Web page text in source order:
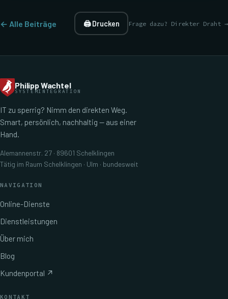
← Alle Beiträge 🖨 Drucken Frage dazu? Direkter Draht →
Philipp Wachtel
SYSTEMINTEGRATION
IT zu sperrig? Nimm den direkten Weg.
Smart, persönlich, nachhaltig — aus einer
Hand.
Alemannenstr. 27 · 89601 Schelklingen
Tätig im Raum Schelklingen · Ulm · bundesweit
NAVIGATION
Online-Dienste
Dienstleistungen
Über mich
Blog
Kundenportal ↗
KONTAKT